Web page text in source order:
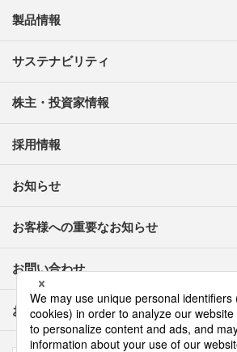
製品情報
サステナビリティ
株主・投資家情報
採用情報
お知らせ
お客様への重要なお知らせ
お問い合わせ
お取引先様コンプライアンス通報窓口